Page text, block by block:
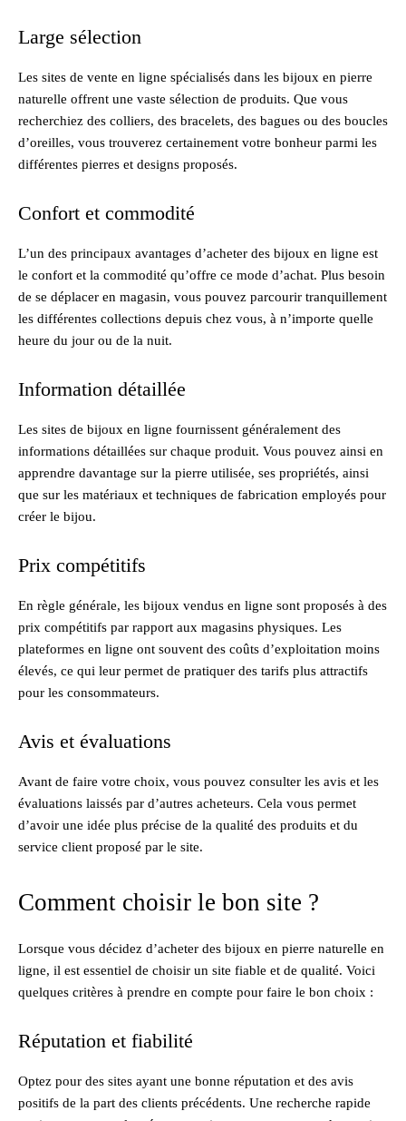
Large sélection
Les sites de vente en ligne spécialisés dans les bijoux en pierre
naturelle offrent une vaste sélection de produits. Que vous
recherchiez des colliers, des bracelets, des bagues ou des boucles
d’oreilles, vous trouverez certainement votre bonheur parmi les
différentes pierres et designs proposés.
Confort et commodité
L’un des principaux avantages d’acheter des bijoux en ligne est
le confort et la commodité qu’offre ce mode d’achat. Plus besoin
de se déplacer en magasin, vous pouvez parcourir tranquillement
les différentes collections depuis chez vous, à n’importe quelle
heure du jour ou de la nuit.
Information détaillée
Les sites de bijoux en ligne fournissent généralement des
informations détaillées sur chaque produit. Vous pouvez ainsi en
apprendre davantage sur la pierre utilisée, ses propriétés, ainsi
que sur les matériaux et techniques de fabrication employés pour
créer le bijou.
Prix compétitifs
En règle générale, les bijoux vendus en ligne sont proposés à des
prix compétitifs par rapport aux magasins physiques. Les
plateformes en ligne ont souvent des coûts d’exploitation moins
élevés, ce qui leur permet de pratiquer des tarifs plus attractifs
pour les consommateurs.
Avis et évaluations
Avant de faire votre choix, vous pouvez consulter les avis et les
évaluations laissés par d’autres acheteurs. Cela vous permet
d’avoir une idée plus précise de la qualité des produits et du
service client proposé par le site.
Comment choisir le bon site ?
Lorsque vous décidez d’acheter des bijoux en pierre naturelle en
ligne, il est essentiel de choisir un site fiable et de qualité. Voici
quelques critères à prendre en compte pour faire le bon choix :
Réputation et fiabilité
Optez pour des sites ayant une bonne réputation et des avis
positifs de la part des clients précédents. Une recherche rapide